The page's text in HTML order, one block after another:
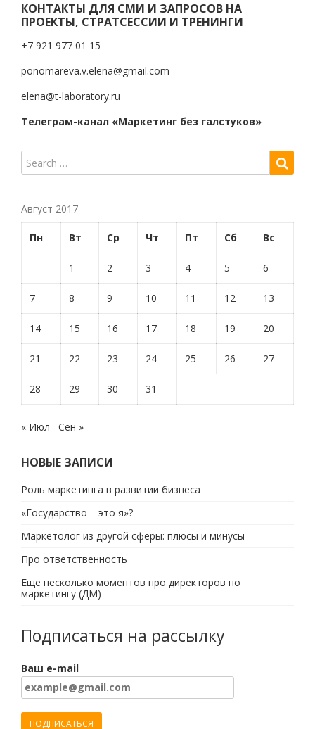
КОНТАКТЫ ДЛЯ СМИ И ЗАПРОСОВ НА
ПРОЕКТЫ, СТРАТСЕССИИ И ТРЕНИНГИ
+7 921 977 01 15
ponomareva.v.elena@gmail.com
elena@t-laboratory.ru
Телеграм-канал «Маркетинг без галстуков»
Август 2017
Пн Вт Ср Чт Пт Сб Вс
1 2 3 4 5 6
7 8 9 10 11 12 13
14 15 16 17 18 19 20
21 22 23 24 25 26 27
28 29 30 31
« Июл Сен »
НОВЫЕ ЗАПИСИ
Роль маркетинга в развитии бизнеса
«Государство – это я»?
Маркетолог из другой сферы: плюсы и минусы
Про ответственность
Еще несколько моментов про директоров по
маркетингу (ДМ)
Подписаться на рассылку
Ваш e-mail